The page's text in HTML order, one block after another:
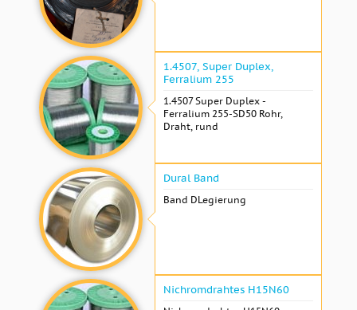
1.4507, Super Duplex,
Ferralium 255
1.4507 Super Duplex -
Ferralium 255-SD50 Rohr,
Draht, rund
Dural Band
Band DLegierung
Nichromdrahtes H15N60